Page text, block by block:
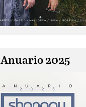
Anuario 2025